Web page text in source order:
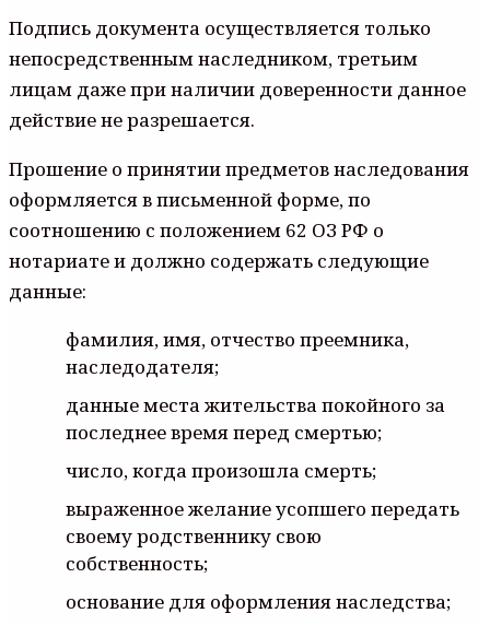
Подпись документа осуществляется только
непосредственным наследником, третьим
лицам даже при наличии доверенности данное
действие не разрешается.
Прошение о принятии предметов наследования
оформляется в письменной форме, по
соотношению с положением 62 ОЗ РФ о
нотариате и должно содержать следующие
данные:
фамилия, имя, отчество преемника,
наследодателя;
данные места жительства покойного за
последнее время перед смертью;
число, когда произошла смерть;
выраженное желание усопшего передать
своему родственнику свою
собственность;
основание для оформления наследства;